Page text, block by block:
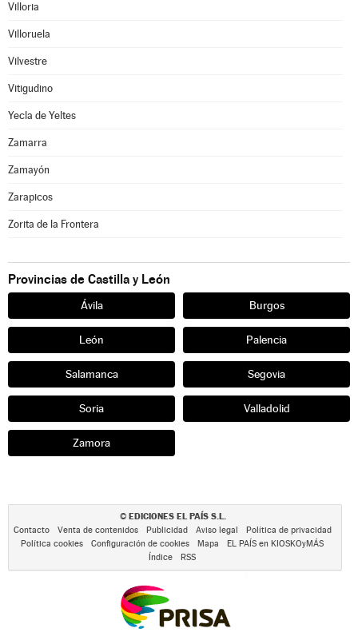
Villoria
Villoruela
Vilvestre
Vitigudino
Yecla de Yeltes
Zamarra
Zamayón
Zarapicos
Zorita de la Frontera
Provincias de Castilla y León
Ávila Burgos
León Palencia
Salamanca Segovia
Soria Valladolid
Zamora
© EDICIONES EL PAÍS S.L.
Contacto Venta de contenidos Publicidad Aviso legal
Política de privacidad
Política cookies
Configuración de cookies Mapa
EL PAÍS en KIOSKOyMÁS
Índice
RSS